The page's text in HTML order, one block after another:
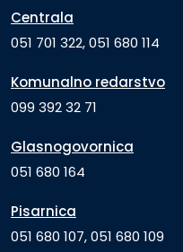
Centrala
051 701 322, 051 680 114
Komunalno redarstvo
099 392 32 71
Glasnogovornica
051 680 164
Pisarnica
051 680 107, 051 680 109